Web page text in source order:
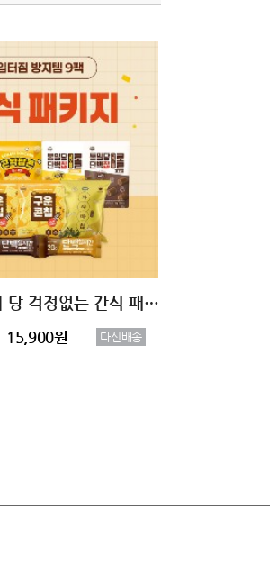
[무료배송] 당 걱정없는 간식 패키지 (총9팩)
15,900원 다신배송